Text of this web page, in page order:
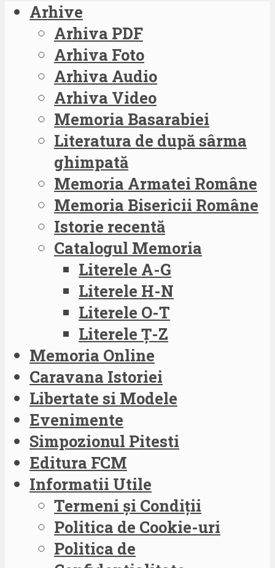
Arhive
Arhiva PDF
Arhiva Foto
Arhiva Audio
Arhiva Video
Memoria Basarabiei
Literatura de după sârma
ghimpată
Memoria Armatei Române
Memoria Bisericii Române
Istorie recentă
Catalogul Memoria
Literele A-G
Literele H-N
Literele O-T
Literele Ț-Z
Memoria Online
Caravana Istoriei
Libertate si Modele
Evenimente
Simpozionul Pitesti
Editura FCM
Informatii Utile
Termeni și Condiții
Politica de Cookie-uri
Politica de